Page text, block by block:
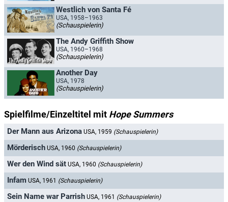
Westlich von Santa Fé
USA, 1958–1963
(Schauspielerin)
The Andy Griffith Show
USA, 1960–1968
(Schauspielerin)
Another Day
USA, 1978
(Schauspielerin)
Spielfilme/Einzeltitel mit Hope Summers
Der Mann aus Arizona USA, 1959 (Schauspielerin)
Mörderisch USA, 1960 (Schauspielerin)
Wer den Wind sät USA, 1960 (Schauspielerin)
Infam USA, 1961 (Schauspielerin)
Sein Name war Parrish USA, 1961 (Schauspielerin)